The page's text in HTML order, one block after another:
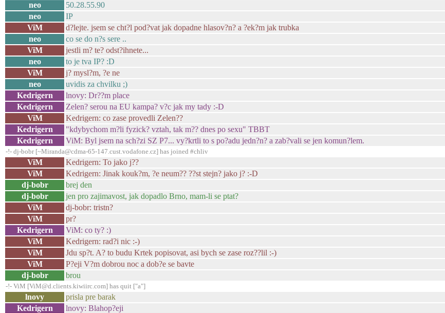
neo
50.28.55.90
neo
IP
ViM
d?lejte. jsem se cht?l pod?vat jak dopadne hlasov?n? a ?ek?m jak trubka
neo
co se do n?s sere ..
ViM
jestli m? te? odst?ihnete...
neo
to je tva IP? :D
ViM
j? mysl?m, ?e ne
neo
uvidis za chvilku ;)
Kedrigern
lnovy: Dr??m place
Kedrigern
Zelen? serou na EU kampa? v?c jak my tady :-D
ViM
Kedrigern: co zase provedli Zelen??
Kedrigern
"kdybychom m?li fyzick? vztah, tak m?? dnes po sexu" TBBT
Kedrigern
ViM: Byl jsem na sch?zi SZ P7... vy?krtli to s po?adu jedn?n? a zab?vali se jen komun?lem.
-!- dj-bobr [~Miranda@cdma-65-147.cust.vodafone.cz] has joined #chliv
ViM
Kedrigern: To jako j??
ViM
Kedrigern: Jinak kouk?m, ?e neum?? ??st stejn? jako j? :-D
dj-bobr
brej den
dj-bobr
jen pro zajimavost, jak dopadlo Brno, mam-li se ptat?
ViM
dj-bobr: tristn?
ViM
pr?
Kedrigern
ViM: co ty? :)
ViM
Kedrigern: rad?i nic :-)
ViM
Jdu sp?t. A? to budu Krtek popisovat, asi bych se zase roz??lil :-)
ViM
P?eji V?m dobrou noc a dob?e se bavte
dj-bobr
brou
-!- ViM [ViM@d.clients.kiwiirc.com] has quit ["a"]
lnovy
prisla pre barak
Kedrigern
lnovy: Blahop?eji